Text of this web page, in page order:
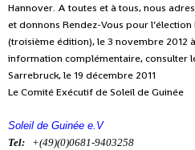
Hannover. A toutes et à tous, nous
et donnons Rendez-Vous pour l’élection
(troisième édition), le 3 novembre 2012
information complémentaire, consulter
Sarrebruck, le 19 décembre 2011
Le Comité Exécutif de Soleil de Guinée
Soleil de Guinée e.V
Tel: +(49)(0)0681-9403258